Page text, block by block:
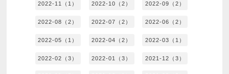
2022-11（1） 2022-10（2） 2022-09（2）
2022-08（2） 2022-07（2） 2022-06（2）
2022-05（1） 2022-04（2） 2022-03（1）
2022-02（3） 2022-01（3） 2021-12（3）